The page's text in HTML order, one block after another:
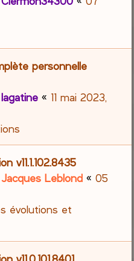
personnelle
lagatine « 11 mai 2023,
v11.1.102.8435
Jacques Leblond «05
évolutions et